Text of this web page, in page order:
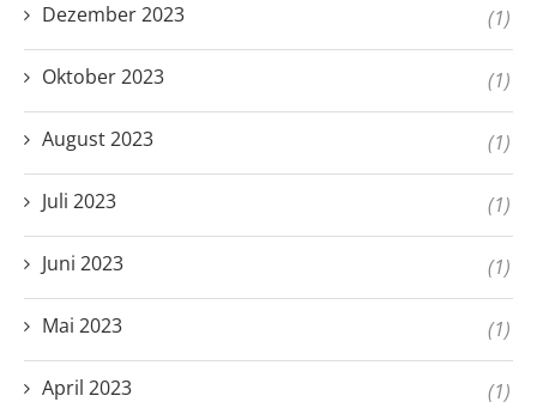
Dezember 2023 (1)
Oktober 2023 (1)
August 2023 (1)
Juli 2023 (1)
Juni 2023 (1)
Mai 2023 (1)
April 2023 (1)